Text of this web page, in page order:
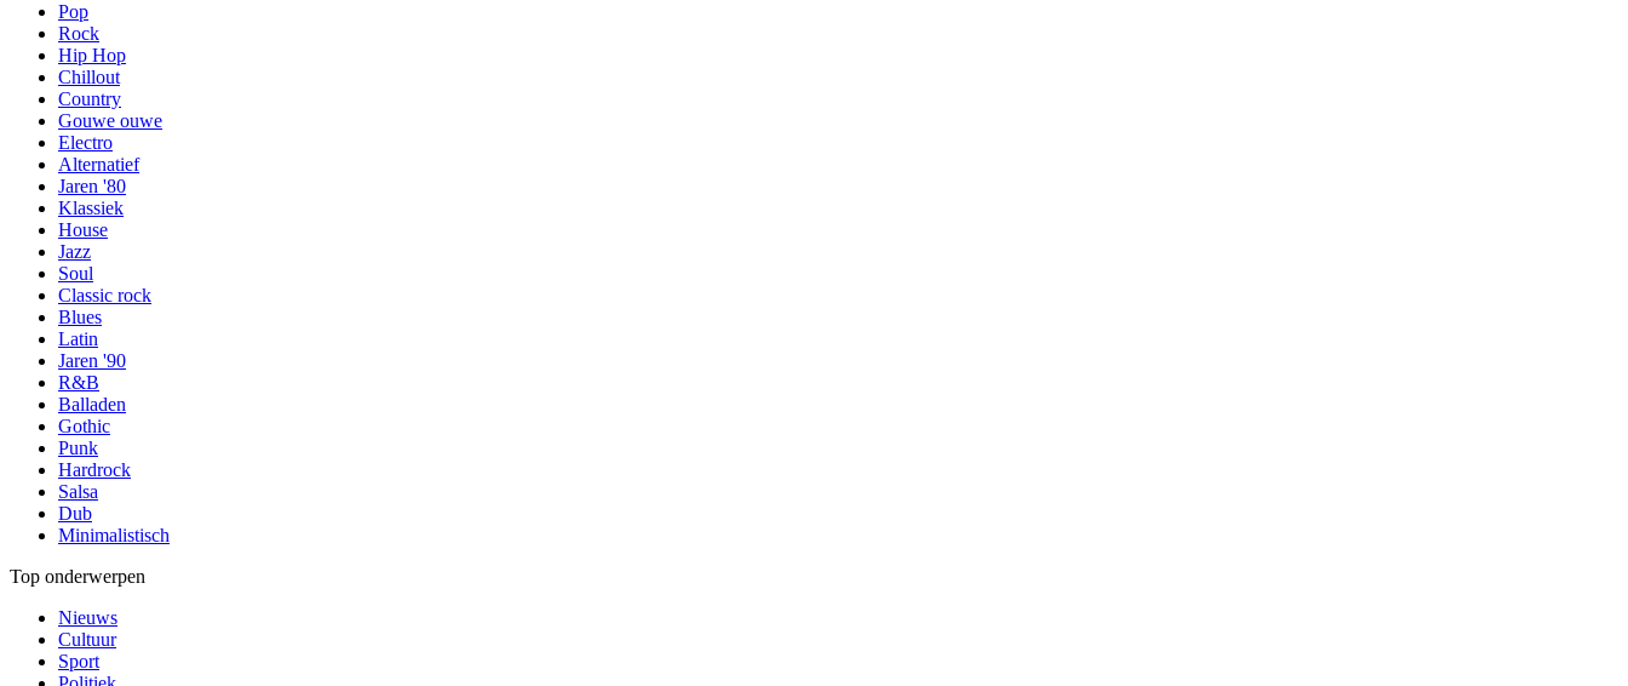
Pop
Rock
Hip Hop
Chillout
Country
Gouwe ouwe
Electro
Alternatief
Jaren '80
Klassiek
House
Jazz
Soul
Classic rock
Blues
Latin
Jaren '90
R&B
Balladen
Gothic
Punk
Hardrock
Salsa
Dub
Minimalistisch
Top onderwerpen
Nieuws
Cultuur
Sport